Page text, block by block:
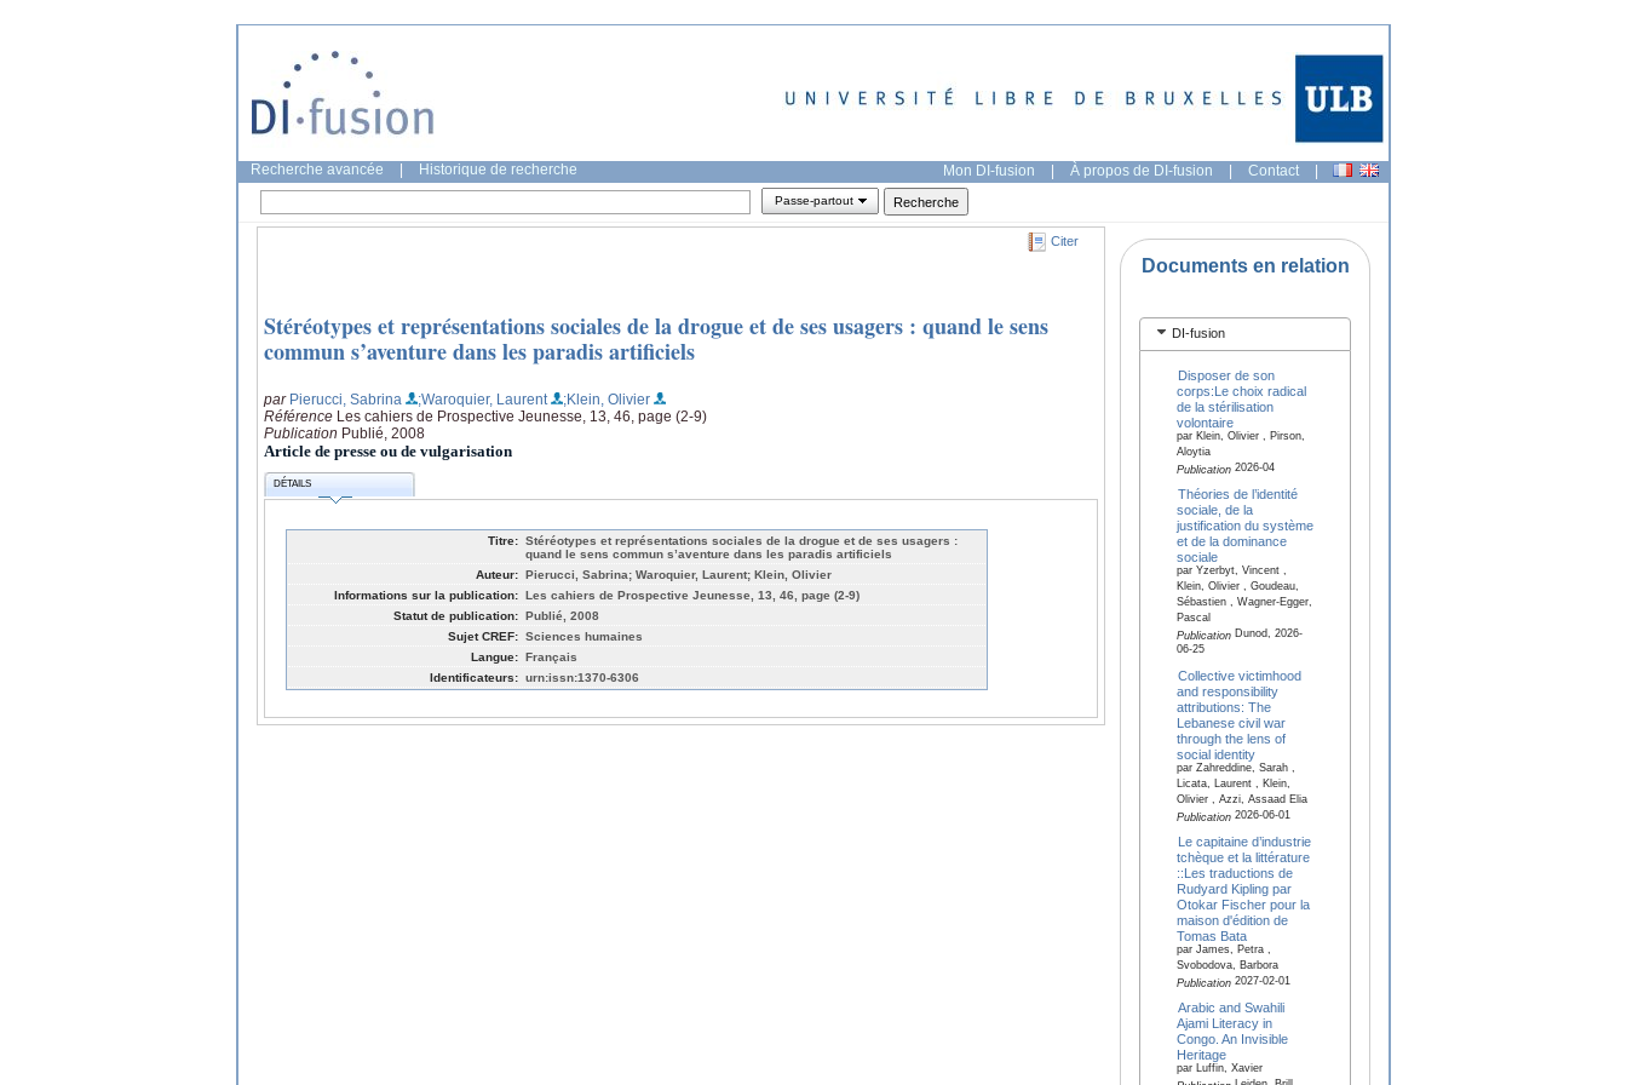
Recherche avancée Historique de recherche Mon DI-fusion | À propos de DI-fusion | Contact |
Passe-partout
Citer
Stéréotypes et représentations sociales de la drogue et de ses usagers : quand le sens
commun s’aventure dans les paradis artificiels
par Pierucci, Sabrina ;Waroquier, Laurent
;Klein, Olivier
Référence Les cahiers de Prospective Jeunesse, 13, 46, page (2-9)
Publication Publié, 2008
Article de presse ou de vulgarisation
DÉTAILS
Titre: Stéréotypes et représentations sociales de la drogue et de ses usagers :
quand le sens commun s’aventure dans les paradis artificiels
Auteur: Pierucci, Sabrina; Waroquier, Laurent; Klein, Olivier
Informations sur la publication: Les cahiers de Prospective Jeunesse, 13, 46, page (2-9)
Statut de publication: Publié, 2008
Sujet CREF: Sciences humaines
Langue: Français
Identificateurs: urn:issn:1370-6306
Documents en relation
DI-fusion
Disposer de son
corps:Le choix radical
de la stérilisation
volontaire
par Klein, Olivier , Pirson,
Aloytia
Publication2026-04
Théories de l’identité
sociale, de la
justification du système
et de la dominance
sociale
par Yzerbyt, Vincent ,
Klein, Olivier , Goudeau,
Sébastien , Wagner-Egger,
Pascal
PublicationDunod, 2026-
06-25
Collective victimhood
and responsibility
attributions: The
Lebanese civil war
through the lens of
social identity
par Zahreddine, Sarah ,
Licata, Laurent , Klein,
Olivier , Azzi, Assaad Elia
Publication2026-06-01
Le capitaine d’industrie
tchèque et la littérature
::Les traductions de
Rudyard Kipling par
Otokar Fischer pour la
maison d'édition de
Tomas Bata
par James, Petra ,
Svobodova, Barbora
Publication2027-02-01
Arabic and Swahili
Ajami Literacy in
Congo. An Invisible
Heritage
par Luffin, Xavier